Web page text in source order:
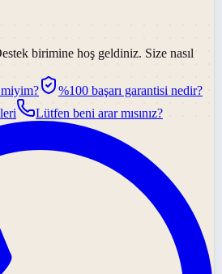
birimine hoş geldiniz. Size nasıl
%100 başarı garantisi nedir?
Lütfen beni arar mısınız?